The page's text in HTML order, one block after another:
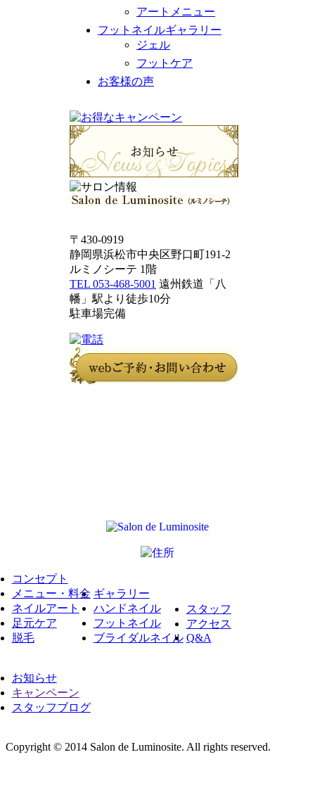
アートメニュー
フットネイルギャラリー
ジェル
フットケア
お客様の声
〒430-0919
静岡県浜松市中央区野口町191-2
ルミノシーテ 1階
TEL 053-468-5001 遠州鉄道「八
幡」駅より徒歩10分
駐車場完備
コンセプト
メニュー・料金
ネイルアート
足元ケア
脱毛
ギャラリー
ハンドネイル
フットネイル
ブライダルネイル
スタッフ
アクセス
Q&A
お知らせ
キャンペーン
スタッフブログ
Copyright © 2014 Salon de Luminosite. All rights reserved.